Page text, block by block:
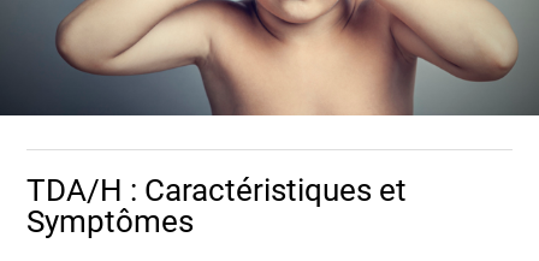
TDA/H : Caractéristiques et
Symptômes